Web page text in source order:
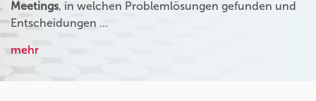
Meetings, in welchen Problemlösungen gefunden und
Entscheidungen …
mehr